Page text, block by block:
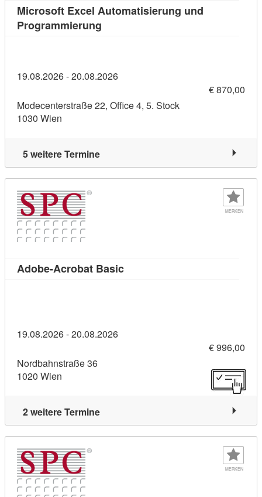
Microsoft Excel Automatisierung und
Programmierung
19.08.2026 - 20.08.2026
€ 870,00
Modecenterstraße 22, Office 4, 5. Stock
1030 Wien
5 weitere Termine
MERKEN
Adobe-Acrobat BasicKursdetail: Adobe-Acrobat
19.08.2026 - 20.08.2026
€ 996,00
Nordbahnstraße 36
1020 Wien
2 weitere Termine
MERKEN